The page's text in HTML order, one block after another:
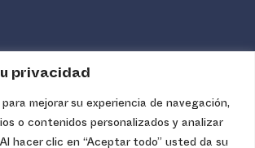
privacidad
para mejorar su experiencia de navegación,
o contenidos personalizados y analizar
hacer clic en “Aceptar todo” usted da su
de insumos médicos. Nuestros